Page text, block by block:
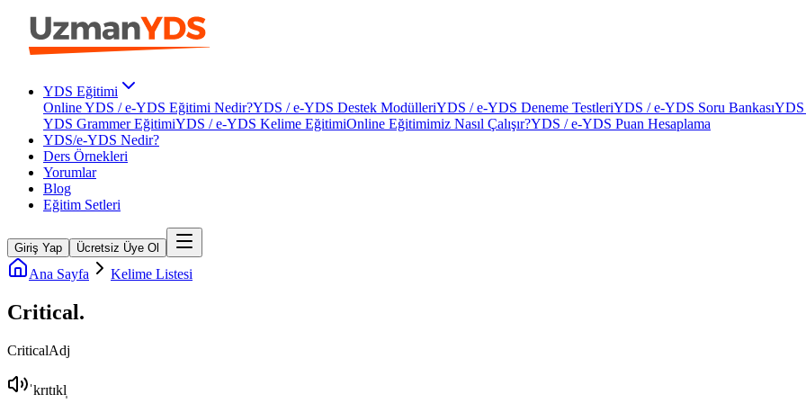
YDS Eğitimi
Online YDS / e-YDS Eğitimi Nedir?YDS / e-YDS Destek ModülleriYDS / e-YDS Deneme TestleriYDS / e-YDS Soru BankasıYDS
YDS Grammer EğitimiYDS / e-YDS Kelime EğitimiOnline Eğitimimiz Nasıl Çalışır?YDS / e-YDS Puan Hesaplama
YDS/e-YDS Nedir?
Ders Örnekleri
Yorumlar
Blog
Eğitim Setleri
Giriş Yap Ücretsiz Üye Ol
Ana Sayfa Kelime Listesi
Critical.
CriticalAdj
ˈkrɪtɪkl̩